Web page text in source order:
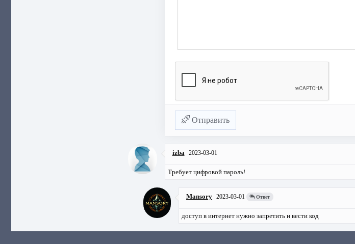
Отправить
izba 2023-03-01
Требует цифровой пароль!
Mansory 2023-03-01 Ответ
доступ в интернет нужно запретить и вести код